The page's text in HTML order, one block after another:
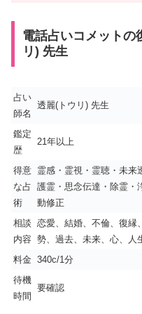
電話占いコメットの
リ) 先生
占い
師名
透麗(トウリ) 先生
鑑定
歴
21年以上
得意
な占
術
霊感・霊視・霊聴・未来
護霊・思念伝達・除霊・
動修正
相談
内容
恋愛、結婚、不倫、復縁
勢、過去、未来、心、人
料金 340c/1分
待機
時間
要確認